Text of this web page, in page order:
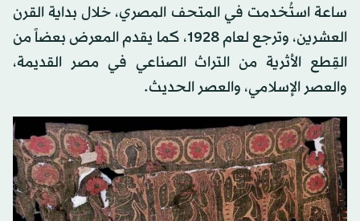
ساعة استُخدمت في المتحف المصري، خلال بداية القرن
العشرين، وترجع لعام 1928، كما يقدم المعرض بعضاً من
القِطع الأثرية من التراث الصناعي في مصر القديمة،
والعصر الإسلامي، والعصر الحديث.